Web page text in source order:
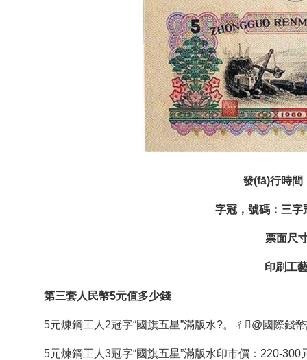
發(fā)行時間
字冠，號碼：三字冠
票面尺
印刷工
第三套人民幣5元值多少錢
5元煉鋼工人2冠字“國旗五星”滿版水?。ㄔ@國際錢
5元煉鋼工人3冠字“國旗五星”滿版水印市價：220-300元/